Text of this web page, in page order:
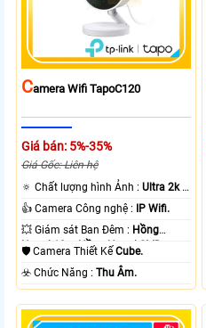
CAmera Wifi TapoC120
Giá bán: 5%-35%
Giá Gốc: Liên hệ
🔅 Chất lượng hình Ảnh :Ultra 2k +
.
👍 Camera Công nghệ :
IP Wifi.
💥 Giám sát Ban Đêm : Hồng
Ngoại 10m Hồng Ngoại SMD.
🛡 Camera Thiết KếCube.
️☣️ Chức Năng :Thu Âm.